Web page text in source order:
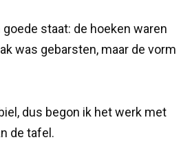
staat: de hoeken waren
was gebarsten, maar de vorm
dus begon ik het werk met
de tafel.